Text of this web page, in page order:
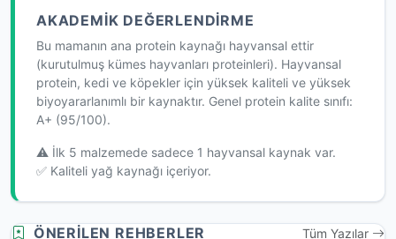
AKADEMIK DEĞERLENDIRME
Bu mamanın ana protein kaynağı hayvansal ettir
(kurutulmuş kümes hayvanları proteinleri). Hayvansal
protein, kedi ve köpekler için yüksek kaliteli ve yüksek
biyoyararlanımlı bir kaynaktır. Genel protein kalite sınıfı:
A+ (95/100).
⚠️ İlk 5 malzemede sadece 1 hayvansal kaynak var.
✅ Kaliteli yağ kaynağı içeriyor.
ÖNERILEN REHBERLER Tüm Yazılar